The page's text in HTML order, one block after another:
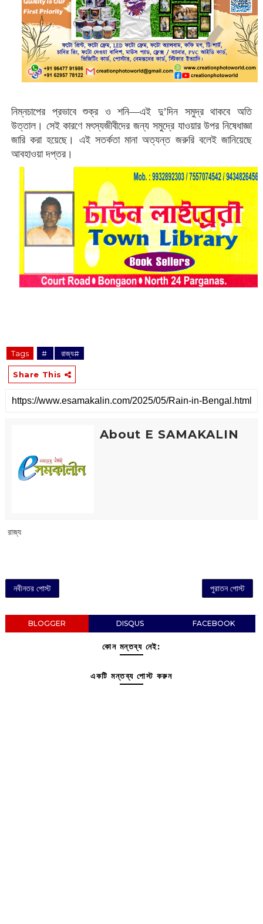
নিম্নচাপের প্রভাবে শুক্র ও শনি—এই দু’দিন সমুদ্র থাকবে অতি
উত্তাল। সেই কারণে মৎস্যজীবীদের জন্য সমুদ্রে যাওয়ার উপর নিষেধাজ্ঞা
জারি করা হয়েছে। এই সতর্কতা মানা অত্যন্ত জরুরি বলেই জানিয়েছে
আবহাওয়া দপ্তর।
Tags ‌# ‌ রাজ্য#
Share This
About E SAMAKALIN
‌ রাজ্য
নবীনতর পোস্ট পুরাতন পোস্ট
BLOGGER DISQUS FACEBOOK
কোন মন্তব্য নেই:
একটি মন্তব্য পোস্ট করুন